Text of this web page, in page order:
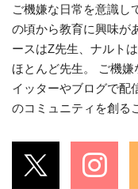
ご機嫌な日常を意識し
の頃から教育に興味が
ースはZ先生、ナルト
ほとんど先生。 ご機
イッターやブログで配
のコミュニティを創る